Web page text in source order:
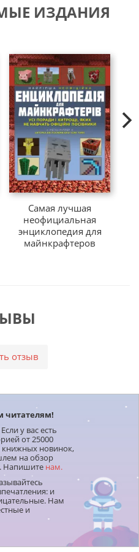
ИЗДАНИЯ
Самая лучшая
неофициальная
энциклопедия для
майнкрафтеров
отзыв
читателям!
у вас есть
от 25000
книжных новинок,
на обзор
Напишите нам.
и
Нам
и